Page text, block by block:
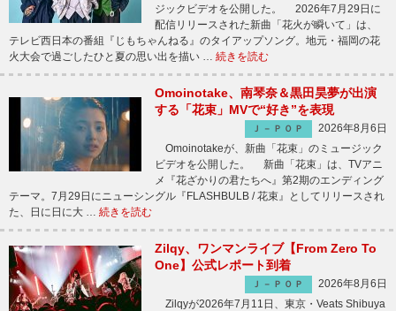
ジックビデオを公開した。 2026年7月29日に
配信リリースされた新曲「花火が瞬いて」は、
テレビ西日本の番組『じもちゃんねる』のタイアップソング。地元・福岡の花
火大会で過ごしたひと夏の思い出を描い … 続きを読む
Omoinotake、南琴奈＆黒田昊夢が出演
する「花束」MVで“好き”を表現
Ｊ－ＰＯＰ
2026年8月6日
Omoinotakeが、新曲「花束」のミュージック
ビデオを公開した。 新曲「花束」は、TVアニ
メ『花ざかりの君たちへ』第2期のエンディング
テーマ。7月29日にニューシングル『FLASHBULB / 花束』としてリリースされ
た、日に日に大 … 続きを読む
Zilqy、ワンマンライブ【From Zero To
One】公式レポート到着
Ｊ－ＰＯＰ
2026年8月6日
Zilqyが2026年7月11日、東京・Veats Shibuya